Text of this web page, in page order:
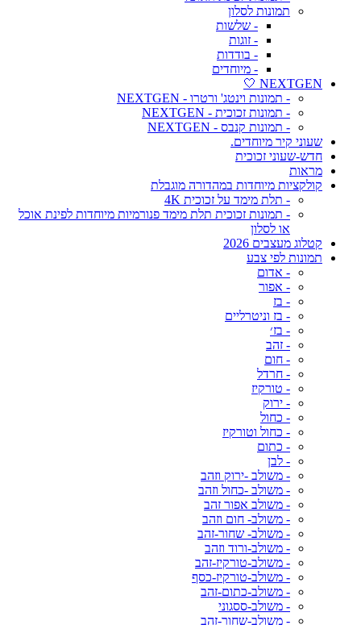
תמונות לסלון
- שלשות
- זוגות
- בודדות
- מיוחדים
NEXTGEN 🤍
- תמונות וינטג' ורטרו - NEXTGEN
- תמונות זכוכית - NEXTGEN
- תמונות קנבס - NEXTGEN
שעוני קיר מיוחדים.
חדש-שעוני זכוכית
מראות
קולקציות מיוחדות במהדורה מוגבלת
- תלת מימד על זכוכית 4K
- תמונות זכוכית תלת מימד פנורמיות מיוחדות לפינת אוכל
או לסלון
קטלוג מעצבים 2026
תמונות לפי צבע
- אדום
- אפור
- בז
- בז וניטרליים
- בז׳
- זהב
- חום
- חרדל
- טורקיז
- ירוק
- כחול
- כחול וטורקיז
- כתום
- לבן
- משולב -ירוק וזהב
- משולב -כחול וזהב
- משולב אפור זהב
- משולב- חום וזהב
- משולב- שחור-זהב
- משולב-ורוד וזהב
- משולב-טורקיז-זהב
- משולב-טורקיז-כסף
- משולב-כתום-זהב
- משולב-ססגוני
- משולב-שחור-זהב